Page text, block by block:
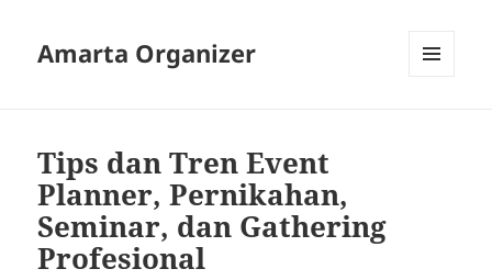
Amarta Organizer
Tips dan Tren Event
Planner, Pernikahan,
Seminar, dan Gathering
Profesional